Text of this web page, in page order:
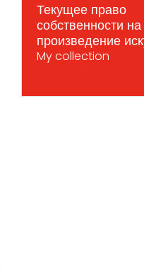
Текущее право
собственности на
произведение
My collection